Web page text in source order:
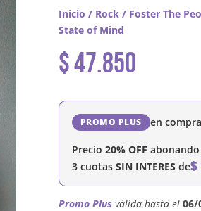
Inicio / Rock/ Foster The
State of Mind
$47.850
PROMO PLUS en
Precio 20% OFF
3 cuotas SIN INTERES de$
Promo Plus válida hasta el 06/